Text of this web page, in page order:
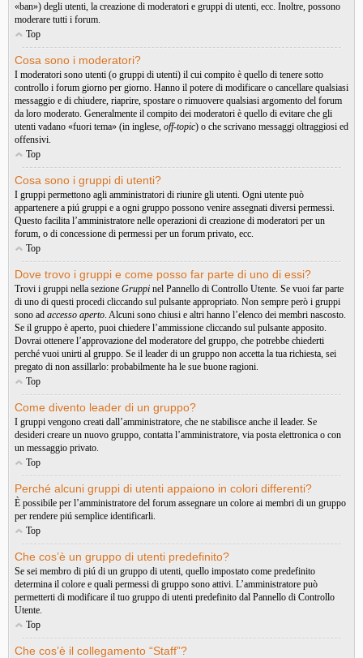
«ban») degli utenti, la creazione di moderatori e gruppi di utenti, ecc. Inoltre, possono
moderare tutti i forum.
Top
Cosa sono i moderatori?
I moderatori sono utenti (o gruppi di utenti) il cui compito è quello di tenere sotto
controllo i forum giorno per giorno. Hanno il potere di modificare o cancellare qualsiasi
messaggio e di chiudere, riaprire, spostare o rimuovere qualsiasi argomento del forum
da loro moderato. Generalmente il compito dei moderatori è quello di evitare che gli
utenti vadano «fuori tema» (in inglese, off-topic) o che scrivano messaggi oltraggiosi ed
offensivi.
Top
Cosa sono i gruppi di utenti?
I gruppi permettono agli amministratori di riunire gli utenti. Ogni utente può
appartenere a piú gruppi e a ogni gruppo possono venire assegnati diversi permessi.
Questo facilita l’amministratore nelle operazioni di creazione di moderatori per un
forum, o di concessione di permessi per un forum privato, ecc.
Top
Dove trovo i gruppi e come posso far parte di uno di essi?
Trovi i gruppi nella sezione Gruppi nel Pannello di Controllo Utente. Se vuoi far parte
di uno di questi procedi cliccando sul pulsante appropriato. Non sempre però i gruppi
sono ad accesso aperto. Alcuni sono chiusi e altri hanno l’elenco dei membri nascosto.
Se il gruppo è aperto, puoi chiedere l’ammissione cliccando sul pulsante apposito.
Dovrai ottenere l’approvazione del moderatore del gruppo, che potrebbe chiederti
perché vuoi unirti al gruppo. Se il leader di un gruppo non accetta la tua richiesta, sei
pregato di non assillarlo: probabilmente ha le sue buone ragioni.
Top
Come divento leader di un gruppo?
I gruppi vengono creati dall’amministratore, che ne stabilisce anche il leader. Se
desideri creare un nuovo gruppo, contatta l’amministratore, via posta elettronica o con
un messaggio privato.
Top
Perché alcuni gruppi di utenti appaiono in colori differenti?
È possibile per l’amministratore del forum assegnare un colore ai membri di un gruppo
per rendere piú semplice identificarli.
Top
Che cos’è un gruppo di utenti predefinito?
Se sei membro di piú di un gruppo di utenti, quello impostato come predefinito
determina il colore e quali permessi di gruppo sono attivi. L’amministratore può
permetterti di modificare il tuo gruppo di utenti predefinito dal Pannello di Controllo
Utente.
Top
Che cos’è il collegamento “Staff”?